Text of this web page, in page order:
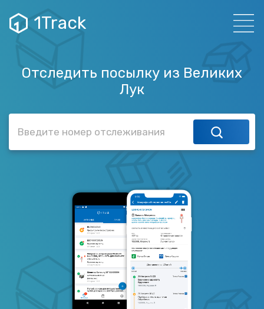
1Track
Отследить посылку из Великих
Лук